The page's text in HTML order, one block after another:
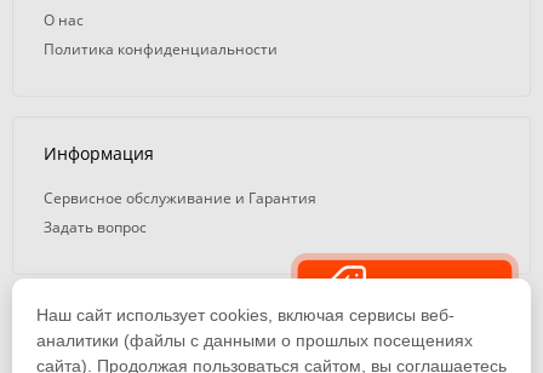
О нас
Политика конфиденциальности
Информация
Сервисное обслуживание и Гарантия
Задать вопрос
© 2008 — 2026. ООО «ТК Вэлд Плюс»
Наш сайт использует cookies, включая сервисы веб-
аналитики (файлы с данными о прошлых посещениях
сайта). Продолжая пользоваться сайтом, вы соглашаетесь